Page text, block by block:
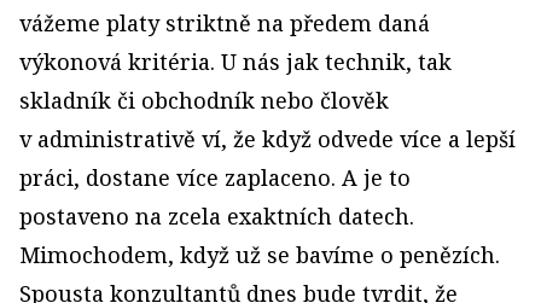
vážeme platy striktně na předem daná
výkonová kritéria. U nás jak technik, tak
skladník či obchodník nebo člověk
v administrativě ví, že když odvede více a lepší
práci, dostane více zaplaceno. A je to
postaveno na zcela exaktních datech.
Mimochodem, když už se bavíme o penězích.
Spousta konzultantů dnes bude tvrdit, že